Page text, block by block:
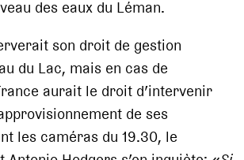
des eaux du Léman.
son droit de gestion
du Lac, mais en cas de
aurait le droit d’intervenir
de ses
les caméras du 19.30, le